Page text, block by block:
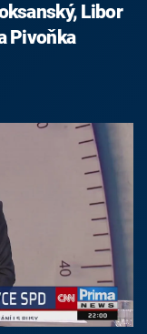
Libor
Pivoňka